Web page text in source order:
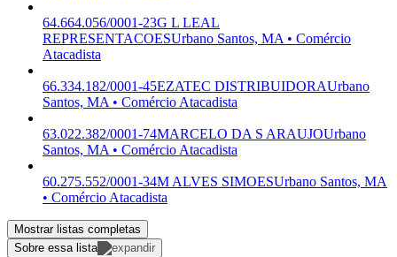
64.664.056/0001-23G L LEAL
REPRESENTACOESUrbano Santos, MA • Comércio
Atacadista
66.334.182/0001-45EZATEC DISTRIBUIDORAUrbano
Santos, MA • Comércio Atacadista
63.022.382/0001-74MARCELO DA S ARAUJOUrbano
Santos, MA • Comércio Atacadista
60.275.552/0001-34M ALVES SIMOESUrbano Santos, MA
• Comércio Atacadista
Mostrar listas completas
Sobre essa lista